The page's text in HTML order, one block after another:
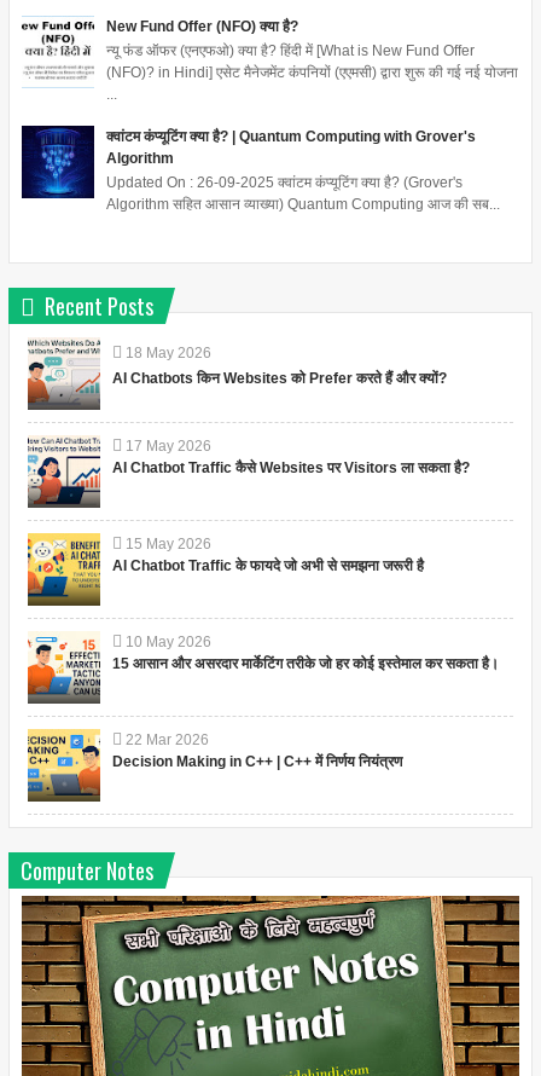
New Fund Offer (NFO) क्या है?
न्यू फंड ऑफर (एनएफओ) क्या है? हिंदी में [What is New Fund Offer
(NFO)? in Hindi] एसेट मैनेजमेंट कंपनियों (एएमसी) द्वारा शुरू की गई नई योजना
...
क्वांटम कंप्यूटिंग क्या है? | Quantum Computing with Grover's
Algorithm
Updated On : 26-09-2025 क्वांटम कंप्यूटिंग क्या है? (Grover's
Algorithm सहित आसान व्याख्या) Quantum Computing आज की सब...
Recent Posts
18 May 2026
AI Chatbots किन Websites को Prefer करते हैं और क्यों?
17 May 2026
AI Chatbot Traffic कैसे Websites पर Visitors ला सकता है?
15 May 2026
AI Chatbot Traffic के फायदे जो अभी से समझना जरूरी है
10 May 2026
15 आसान और असरदार मार्केटिंग तरीके जो हर कोई इस्तेमाल कर सकता है।
22 Mar 2026
Decision Making in C++ | C++ में निर्णय नियंत्रण
Computer Notes